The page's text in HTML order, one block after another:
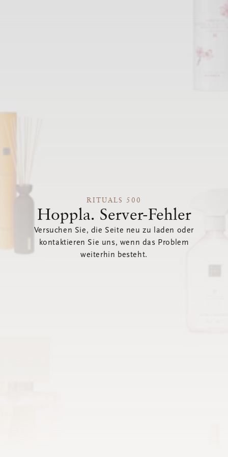
RITUALS 500
Hoppla. Server-Fehler
Versuchen Sie, die Seite neu zu laden oder
kontaktieren Sie uns, wenn das Problem
weiterhin besteht.